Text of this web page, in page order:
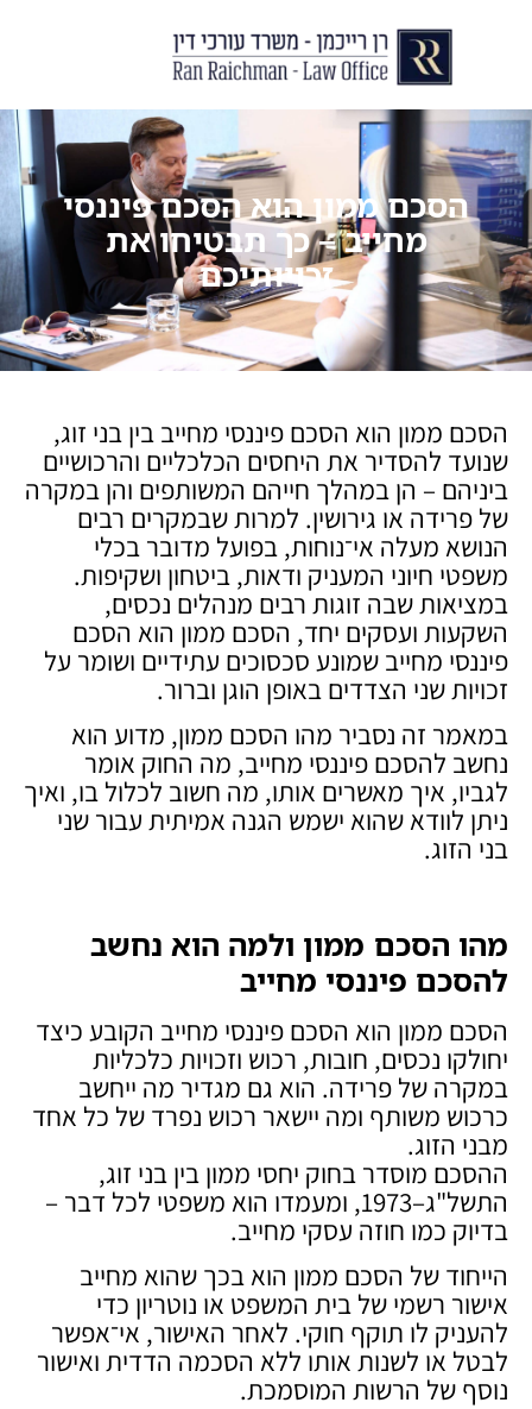
הסכם ממון הוא הסכם פיננסי
מחייב – כך תבטיחו את
זכויותיכם
הסכם ממון הוא הסכם פיננסי מחייב בין בני זוג,
שנועד להסדיר את היחסים הכלכליים והרכושיים
ביניהם – הן במהלך חייהם המשותפים והן במקרה
של פרידה או גירושין. למרות שבמקרים רבים
הנושא מעלה אי־נוחות, בפועל מדובר בכלי
משפטי חיוני המעניק ודאות, ביטחון ושקיפות.
במציאות שבה זוגות רבים מנהלים נכסים,
השקעות ועסקים יחד, הסכם ממון הוא הסכם
פיננסי מחייב שמונע סכסוכים עתידיים ושומר על
זכויות שני הצדדים באופן הוגן וברור.
במאמר זה נסביר מהו הסכם ממון, מדוע הוא
נחשב להסכם פיננסי מחייב, מה החוק אומר
לגביו, איך מאשרים אותו, מה חשוב לכלול בו, ואיך
ניתן לוודא שהוא ישמש הגנה אמיתית עבור שני
בני הזוג.
מהו הסכם ממון ולמה הוא נחשב
להסכם פיננסי מחייב
הסכם ממון הוא הסכם פיננסי מחייב הקובע כיצד
יחולקו נכסים, חובות, רכוש וזכויות כלכליות
במקרה של פרידה. הוא גם מגדיר מה ייחשב
כרכוש משותף ומה יישאר רכוש נפרד של כל אחד
מבני הזוג.
ההסכם מוסדר בחוק יחסי ממון בין בני זוג,
התשל"ג–1973, ומעמדו הוא משפטי לכל דבר –
בדיוק כמו חוזה עסקי מחייב.
הייחוד של הסכם ממון הוא בכך שהוא מחייב
אישור רשמי של בית המשפט או נוטריון כדי
להעניק לו תוקף חוקי. לאחר האישור, אי־אפשר
לבטל או לשנות אותו ללא הסכמה הדדית ואישור
נוסף של הרשות המוסמכת.